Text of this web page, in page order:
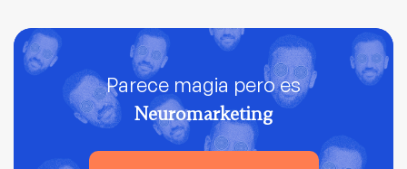
Parece magia pero es
Neuromarketing